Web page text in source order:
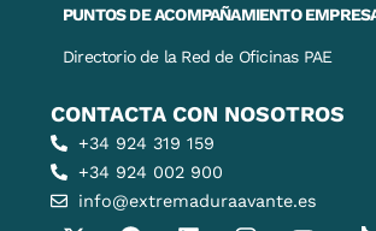
PUNTOS DE ACOMPAÑAMIENTO
Directorio de la Red de Oficinas PAE
CONTACTA CON NOSOTROS
+34 924 319 159
+34 924 002 900
info@extremaduraavante.es